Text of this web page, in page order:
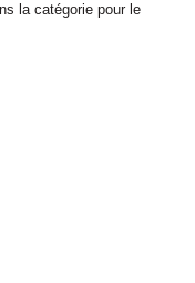
la catégorie pour le